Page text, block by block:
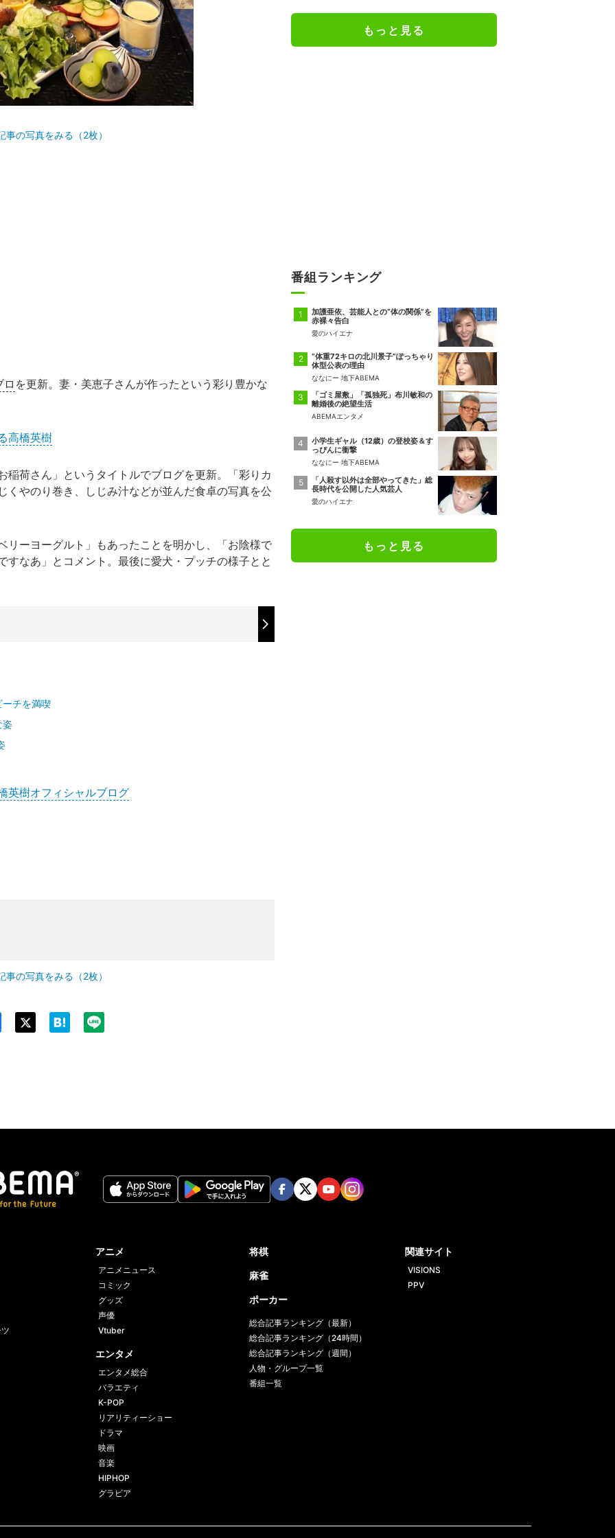
事の写真をみる（2枚）
ロ を更新。妻・美恵子さんが作ったという彩り豊かな
高橋英樹
稲荷さん」というタイトルでブログを更新。「彩りカ
くやのり巻き、しじみ汁などが並んだ食卓の写真を公
ーヨーグルト」もあったことを明かし、「お陰様で
すなあ」とコメント。最後に愛犬・プッチの様子とと
チを満喫
姿
英樹オフィシャルブログ
事の写真をみる（2枚）
もっと見る
番組ランキング
加護亜依、芸能人との“体の関係”を
赤裸々告白
愛のハイエナ
“体重72キロの北川景子”ぽっちゃり
体型公表の理由
ななにー 地下ABEMA
「ゴミ屋敷」「孤独死」布川敏和の
離婚後の絶望生活
ABEMAエンタメ
小学生ギャル（12歳）の登校姿＆す
っぴんに衝撃
ななにー 地下ABEMA
「人殺す以外は全部やってきた」総
長時代を公開した人気芸人
愛のハイエナ
もっと見る
アニメ
アニメニュース
コミック
グッズ
声優
Vtuber
エンタメ
エンタメ総合
バラエティ
K-POP
リアリティーショー
ドラマ
映画
音楽
HIPHOP
グラビア
将棋
麻雀
ポーカー
総合記事ランキング（最新）
総合記事ランキング（24時間）
総合記事ランキング（週間）
人物・グループ一覧
番組一覧
関連サイト
VISIONS
PPV